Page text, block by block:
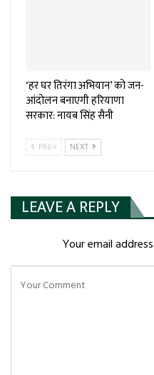
‘हर घर तिरंगा अभियान’ को जन-
आंदोलन बनाएगी हरियाणा
सरकार: नायब सिंह सैनी
PREV NEXT
LEAVE A REPLY
Your email